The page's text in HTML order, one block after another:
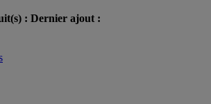
: Dernier ajout :